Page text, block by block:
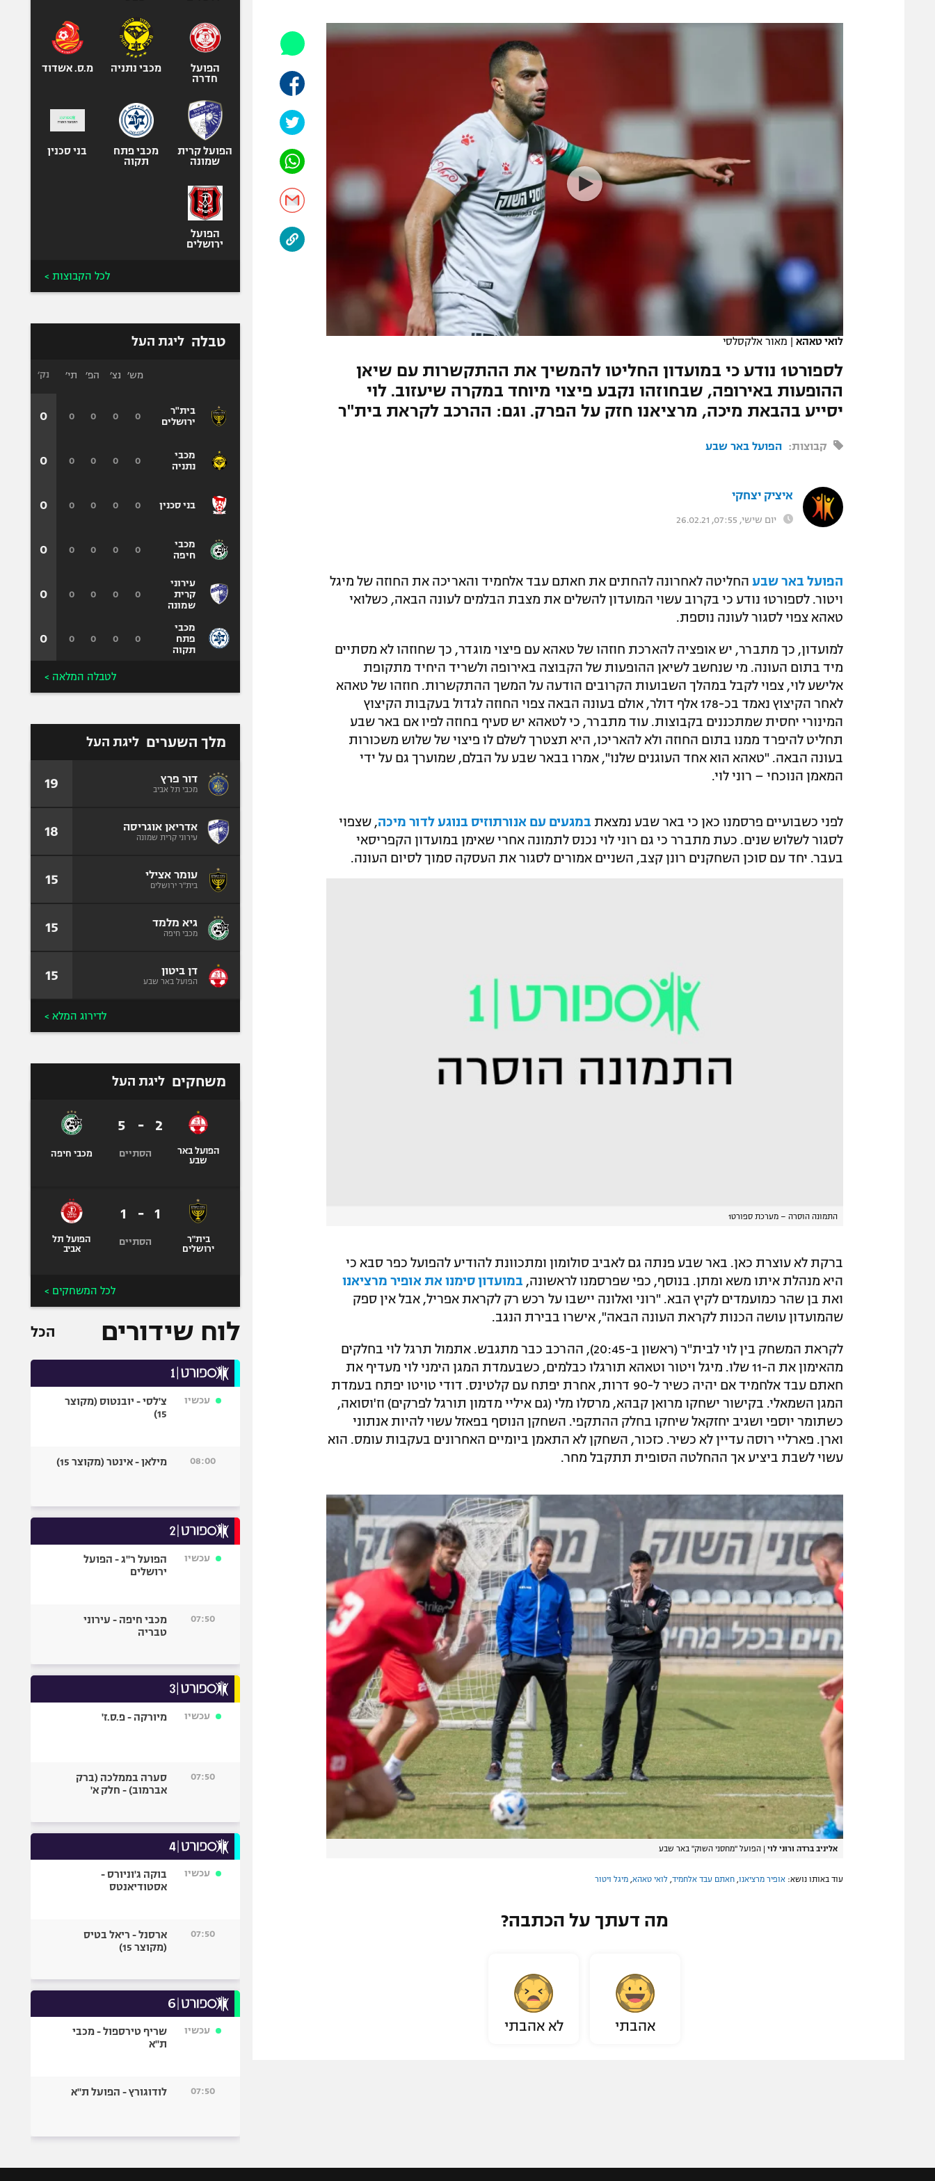
תקנון משתתפים וזוכים בפרסים
תקנון פעילות ספורט 1
הצטרפות לחבילת הערוצים
לוח דרושים – ג'ובנט
המגזין
הפועל תל אביב
בני יהודה
ליגה סינית
ליגה ברזילאית
ליגות נוספות
אופניים
ספורט מוטורי
כדורמים
בייסבול MLB
ספורט אתגרי
אומנויות לחימה
לואי טאהא | מאור אלקסלסי
לספורט1 נודע כי במועדון החליטו להמשיך את ההתקשרות עם שיאן
ההופעות באירופה, שבחוזהו נקבע פיצוי מיוחד במקרה שיעזוב. לוי
יסייע בהבאת מיכה, מרציאנו חזק על הפרק. וגם: ההרכב לקראת בית"ר
קבוצות: הפועל באר שבע
איציק יצחקי
יום שישי, 07:55, 26.02.21
הפועל באר שבע החליטה לאחרונה להחתים את חאתם עבד אלחמיד והאריכה את החוזה של מיגל
ויטור. לספורט1 נודע כי בקרוב עשוי המועדון להשלים את מצבת הבלמים לעונה הבאה, כשלואי
טאהא צפוי לסגור לעונה נוספת.
למועדון, כך מתברר, יש אופציה להארכת חוזהו של טאהא עם פיצוי מוגדר, כך שחוזהו לא מסתיים
מיד בתום העונה. מי שנחשב לשיאן ההופעות של הקבוצה באירופה ולשריד היחיד מתקופת
אלישע לוי, צפוי לקבל במהלך השבועות הקרובים הודעה על המשך ההתקשרות. חוזהו של טאהא
לאחר הקיצוץ נאמד בכ-178 אלף דולר, אולם בעונה הבאה צפוי החוזה לגדול בעקבות הקיצוץ
המינורי יחסית שמתכננים בקבוצות. עוד מתברר, כי לטאהא יש סעיף בחוזה לפיו אם באר שבע
תחליט להיפרד ממנו בתום החוזה ולא להאריכו, היא תצטרך לשלם לו פיצוי של שלוש משכורות
בעונה הבאה. "טאהא הוא אחד העוגנים שלנו", אמרו בבאר שבע על הבלם, שמוערך גם על ידי
המאמן הנוכחי – רוני לוי.
לפני כשבועיים פרסמנו כאן כי באר שבע נמצאת במגעים עם אנורתוזיס בנוגע לדור מיכה, שצפוי
לסגור לשלוש שנים. כעת מתברר כי גם רוני לוי נכנס לתמונה אחרי שאימן במועדון הקפריסאי
בעבר. יחד עם סוכן השחקנים רונן קצב, השניים אמורים לסגור את העסקה סמוך לסיום העונה.
התמונה הוסרה – מערכת ספורט1
ברקת לא עוצרת כאן. באר שבע פנתה גם לאביב סולומון ומתכוונת להודיע להפועל כפר סבא כי
היא מנהלת איתו משא ומתן. בנוסף, כפי שפרסמנו לראשונה, במועדון סימנו את אופיר מרציאנו
ואת בן שהר כמועמדים לקיץ הבא. "רוני ואלונה יישבו על רכש רק לקראת אפריל, אבל אין ספק
שהמועדון עושה הכנות לקראת העונה הבאה", אישרו בבירת הנגב.
לקראת המשחק בין לוי לבית"ר (ראשון ב-20:45), ההרכב כבר מתגבש. אתמול תרגל לוי בחלקים
מהאימון את ה-11 שלו. מיגל ויטור וטאהא תורגלו כבלמים, כשבעמדת המגן הימני לוי מעדיף את
חאתם עבד אלחמיד אם יהיה כשיר ל-90 דרות, אחרת יפתח עם קלטינס. דודי טויטו יפתח בעמדת
המגן השמאלי. בקישור ישחקו מרואן קבהא, מרסלו מלי (גם איליי מדמון תורגל לפרקים) וז'וסואה,
כשתומר יוספי ושגיב יחזקאל שיחקו בחלק ההתקפי. השחקן הנוסף בפאזל עשוי להיות אנתוני
וארן. פארליי רוסה עדיין לא כשיר. כזכור, השחקן לא התאמן ביומיים האחרונים בעקבות עומס. הוא
עשוי לשבת ביציע אך ההחלטה הסופית תתקבל מחר.
אליניב ברדה ורוני לוי הפועל "מחסני השוק" באר שבע
עוד באותו נושא: אופיר מרציאנו חאתם עבד אלחמיד לואי טאהא מיגל ויטור
מה דעתך על הכתבה?
אהבתי לא אהבתי
הפועל
חדרה
מכבי נתניה מ.ס. אשדוד
הפועל קרית
שמונה
מכבי פתח
תקוה
בני סכנין
הפועל
ירושלים
לכל הקבוצות >
טבלה ליגת העל
בית"ר
ירושלים
מכבי
נתניה
בני סכנין
מכבי
חיפה
עירוני
קרית
שמונה
מכבי
פתח
תקוה
מש׳ נצ׳ הפ׳ תי׳
0
0
0
0
0
0
0
0
0
0
0
0
0
0
0
0
0
0
0
0
0
0
0
0
נק׳
0
0
0
0
0
0
לטבלה המלאה >
מלך השערים ליגת העל
דור פרץ
מכבי תל אביב 19
אדריאן אוגריסה
עירוני קרית שמונה 18
עומר אצילי
בית"ר ירושלים 15
גיא מלמד
מכבי חיפה 15
דן ביטון
הפועל באר שבע 15
לדירוג המלא >
משחקים ליגת העל
הפועל באר
שבע
2
-
5
הסתיים מכבי חיפה
בית"ר
ירושלים
1
-
1
הסתיים
הפועל תל
אביב
לכל המשחקים >
לוח שידורים הכל
עכשיו
צ'לסי - יובנטוס (מקוצר
15)
08:00 מילאן - אינטר (מקוצר 15)
עכשיו
הפועל ר"ג - הפועל
ירושלים
07:50
מכבי חיפה - עירוני
טבריה
עכשיו מיורקה - פ.ס.ז'
07:50
סערה בממלכה (ברק
אברמוב) - חלק א'
עכשיו
בוקה ג'וניורס -
אסטודיאנטס
07:50
ארסנל - ריאל בטיס
(מקוצר 15)
עכשיו
שריף טירספול - מכבי
ת"א
07:50 לודוגורץ - הפועל ת"א